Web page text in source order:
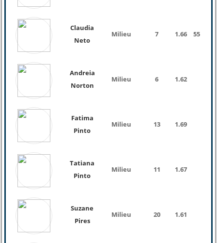
Claudia
Neto
Milieu 7 1.66 55 Kg
Andreia
Norton
Milieu 6 1.62
Fatima
Pinto
Milieu 13 1.69
Tatiana
Pinto
Milieu 11 1.67
Suzane
Pires
Milieu 20 1.61